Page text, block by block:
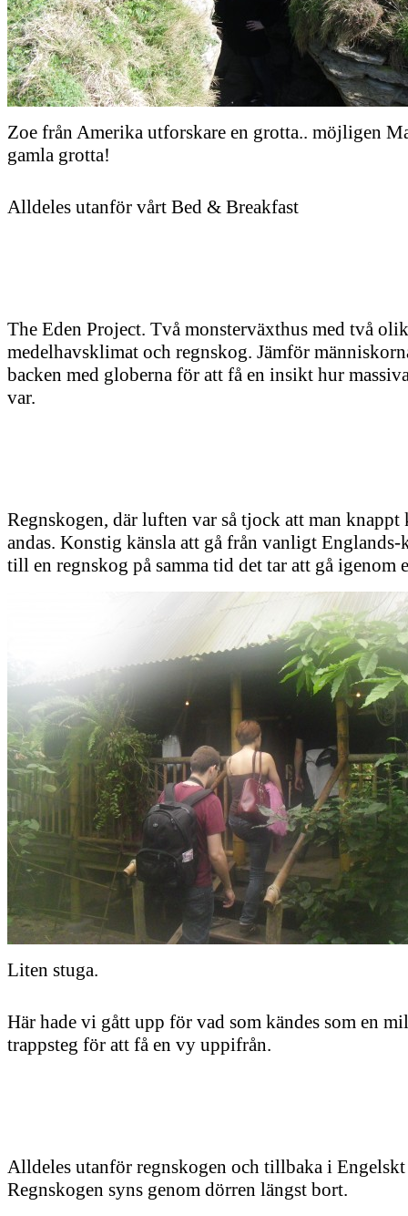
Zoe från Amerika utforskare en grotta.. möjligen
gamla grotta!
Alldeles utanför vårt Bed & Breakfast
The Eden Project. Två monsterväxthus med två
medelhavsklimat och regnskog. Jämför
backen med globerna för att få en insikt hur
var.
Regnskogen, där luften var så tjock att man knappt
andas. Konstig känsla att gå från vanligt
till en regnskog på samma tid det tar att gå igenom
Liten stuga.
Här hade vi gått upp för vad som kändes som en
trappsteg för att få en vy uppifrån.
Alldeles utanför regnskogen och tillbaka i
Regnskogen syns genom dörren längst bort.